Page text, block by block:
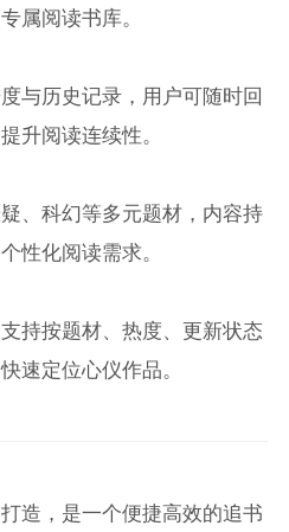
属阅读书库。
与历史记录，用户可随时回
升阅读连续性。
、科幻等多元题材，内容持
性化阅读需求。
持按题材、热度、更新状态
速定位心仪作品。
造，是一个便捷高效的追书